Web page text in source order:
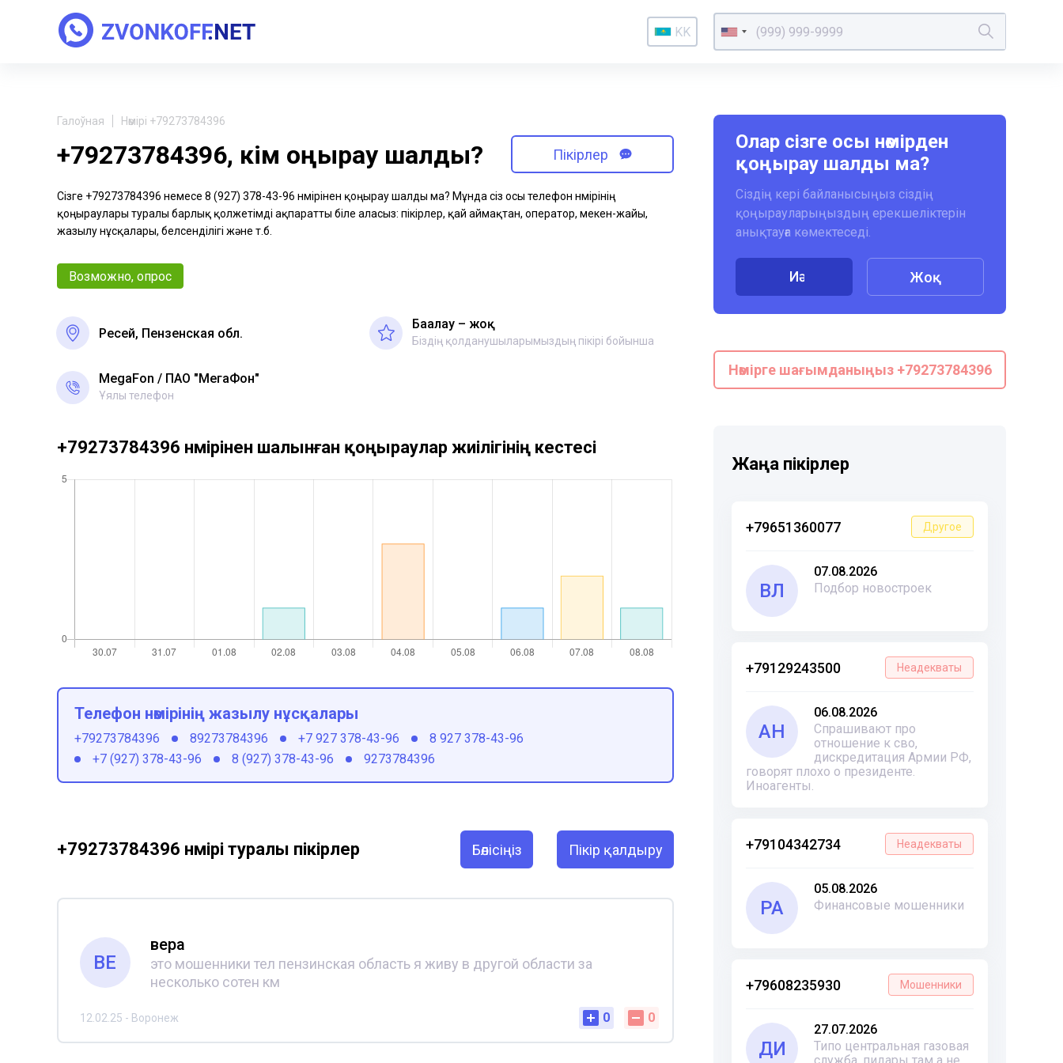
KK
Галоўная Нөмірі +79273784396
+79273784396, кім қоңырау шалды? Пікірлер
Сізге +79273784396 немесе 8 (927) 378-43-96 нөмірінен қоңырау шалды ма? Мұнда сіз осы телефон нөмірінің
қоңыраулары туралы барлық қолжетімді ақпаратты біле аласыз: пікірлер, қай аймақтан, оператор, мекен-жайы,
жазылу нұсқалары, белсенділігі және т.б.
Возможно, опрос
Ресей, Пензенская обл.
Бағалау – жоқ
Біздің қолданушыларымыздың пікірі бойынша
MegaFon ПАО "МегаФон"
Ұялы телефон
Олар сізге осы нөмірден
қоңырау шалды ма?
Сіздің кері байланысыңыз сіздің
қоңырауларыңыздың ерекшеліктерін
анықтауға көмектеседі.
Иә Жоқ
Нөмірге шағымданыңыз +79273784396
Жаңа пікірлер
+79651360077 Другое
ВЛ
07.08.2026
Подбор новостроек
+79129243500 Неадекваты
АН
06.08.2026
Спрашивают про
отношение к сво,
дискредитация Армии РФ,
говорят плохо о президенте.
Иноагенты.
+79104342734 Неадекваты
РА
05.08.2026
Финансовые мошенники
+79608235930 Мошенники
ДИ
27.07.2026
Типо центральная газовая
+79273784396 нөмірінен шалынған қоңыраулар жиілігінің кестесі
Телефон нөмірінің жазылу нұсқалары
+79273784396 89273784396 +7 927 378-43-96
8 927 378-43-96
+7 (927) 378-43-96
8 (927) 378-43-96 9273784396
+79273784396 нөмірі туралы пікірлер Бөлісіңіз Пікір қалдыру
ВЕ
вера
это мошенники тел пензинская область я живу в другой области за
несколько сотен км
12.02.25 - Воронеж 0 0